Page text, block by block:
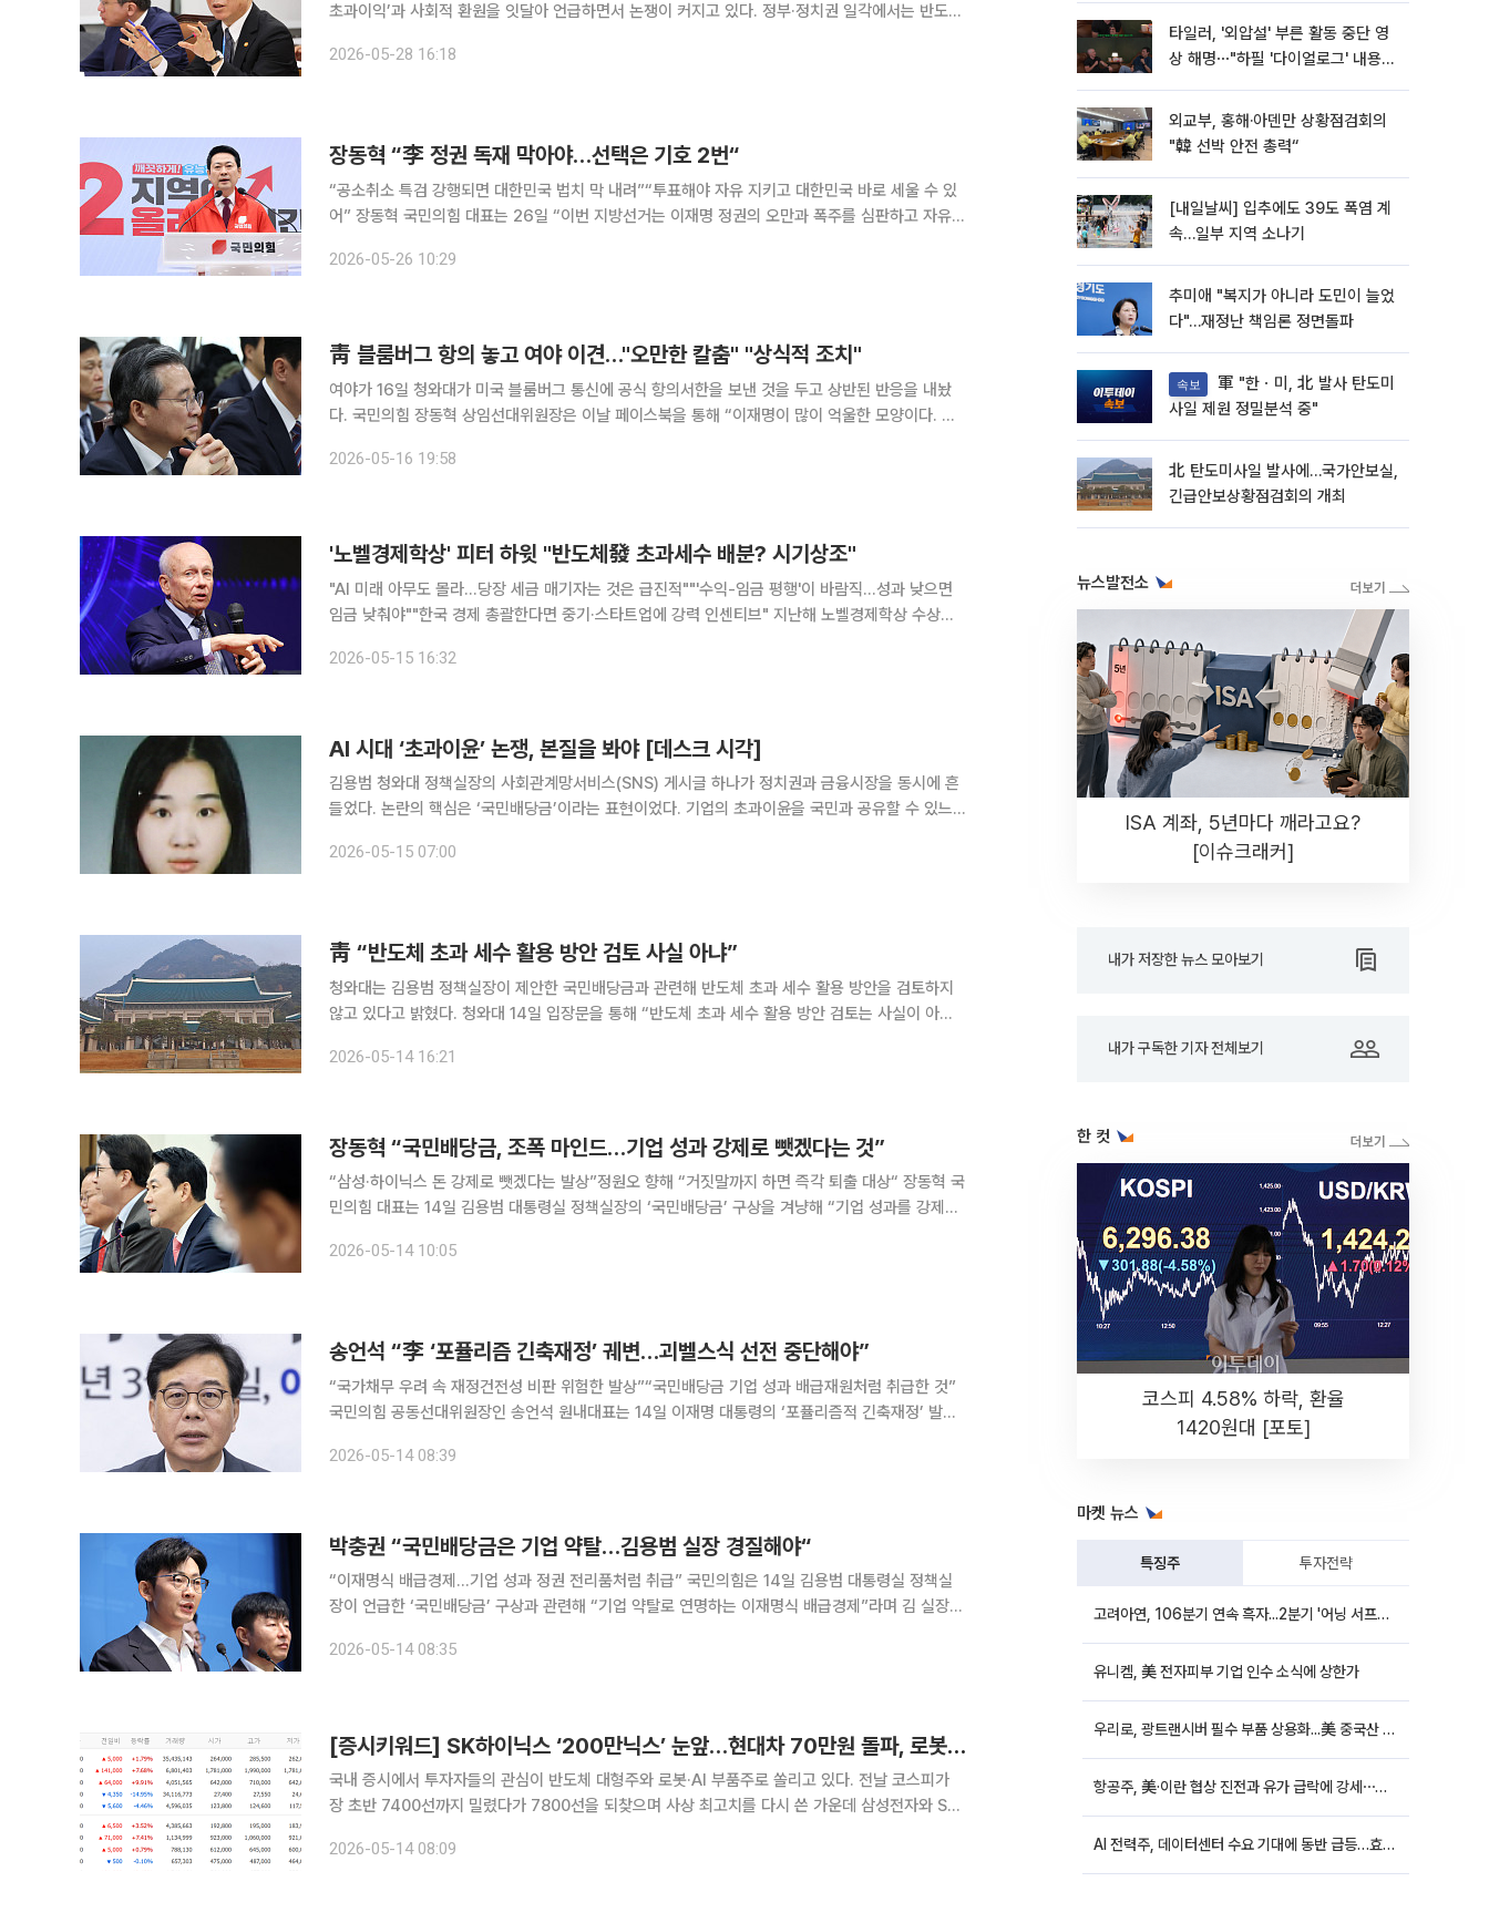
초과이익’과 사회적 환원을 잇달아 언급하면서 논쟁이 커지고 있다. 정부·정치권 일각에서는 반도체
다 미래 산업 투자와 인재 육성, 연구개발(R&D) 생태계 구축 등
2026-05-28 16:18
장동혁 “李 정권 독재 막아야…선택은 기호 2번“
“공소취소 특검 강행되면 대한민국 법치 막 내려”“투표해야 자유 지키고 대한민국 바로 세울 수 있
어” 장동혁 국민의힘 대표는 26일 “이번 지방선거는 이재명 정권의 오만과 폭주를 심판하고 자유민
서 기자회견을 열고 “국민들께서 국민의힘에 힘을 모아주고 있다”
2026-05-26 10:29
靑 블룸버그 항의 놓고 여야 이견…"오만한 칼춤" "상식적 조치"
여야가 16일 청와대가 미국 블룸버그 통신에 공식 항의서한을 보낸 것을 두고 상반된 반응을 내놨
다. 국민의힘 장동혁 상임선대위원장은 이날 페이스북을 통해 “이재명이 많이 억울한 모양이다. 블
2026-05-16 19:58
'노벨경제학상' 피터 하윗 "반도체發 초과세수 배분? 시기상조"
"AI 미래 아무도 몰라…당장 세금 매기자는 것은 급진적""'수익-임금 평행'이 바람직…성과 낮으면
임금 낮춰야""한국 경제 총괄한다면 중기·스타트업에 강력 인센티브" 지난해 노벨경제학상 수상자
당금' 등의 명목으로 환원해야 한다는 일각의 주장에 대해 "시기
2026-05-15 16:32
AI 시대 ‘초과이윤’ 논쟁, 본질을 봐야 [데스크 시각]
김용범 청와대 정책실장의 사회관계망서비스(SNS) 게시글 하나가 정치권과 금융시장을 동시에 흔
들었다. 논란의 핵심은 ‘국민배당금’이라는 표현이었다. 기업의 초과이윤을 국민과 공유할 수 있느
가 5% 넘게 급락하자 시장의 불안감도 증폭됐다. 결국 표현 하나
2026-05-15 07:00
靑 “반도체 초과 세수 활용 방안 검토 사실 아냐”
청와대는 김용범 정책실장이 제안한 국민배당금과 관련해 반도체 초과 세수 활용 방안을 검토하지
않고 있다고 밝혔다. 청와대 14일 입장문을 통해 “반도체 초과 세수 활용 방안 검토는 사실이 아니
론은 김 실장이 최근 하준경 경제성장수석과 류덕현 재정기
2026-05-14 16:21
장동혁 “국민배당금, 조폭 마인드…기업 성과 강제로 뺏겠다는 것”
“삼성·하이닉스 돈 강제로 뺏겠다는 발상”정원오 향해 “거짓말까지 하면 즉각 퇴출 대상“ 장동혁 국
민의힘 대표는 14일 김용범 대통령실 정책실장의 ‘국민배당금’ 구상을 겨냥해 “기업 성과를 강제로
“수십조 원 손실을 불러올 삼성전자 파업이 현실로 다가오고 있는
2026-05-14 10:05
송언석 “李 ‘포퓰리즘 긴축재정’ 궤변…괴벨스식 선전 중단해야”
“국가채무 우려 속 재정건전성 비판 위험한 발상”“국민배당금 기업 성과 배급재원처럼 취급한 것”
국민의힘 공동선대위원장인 송언석 원내대표는 14일 이재명 대통령의 ‘포퓰리즘적 긴축재정’ 발언
2026-05-14 08:39
박충권 “국민배당금은 기업 약탈…김용범 실장 경질해야“
“이재명식 배급경제…기업 성과 정권 전리품처럼 취급” 국민의힘은 14일 김용범 대통령실 정책실
장이 언급한 ‘국민배당금’ 구상과 관련해 “기업 약탈로 연명하는 이재명식 배급경제”라며 김 실장
업의 피땀 어린 결실을 정권의 전리품으로 여기는 국가 주도형 약탈
2026-05-14 08:35
[증시키워드] SK하이닉스 ‘200만닉스’ 눈앞…현대차 70만원 돌파, 로봇·삼성전기 관심
국내 증시에서 투자자들의 관심이 반도체 대형주와 로봇·AI 부품주로 쏠리고 있다. 전날 코스피가
장 초반 7400선까지 밀렸다가 7800선을 되찾으며 사상 최고치를 다시 쓴 가운데 삼성전자와 SK
업계에 따르면 장 시작 전 네이버페이증권 검색 상위 종목은 삼성
2026-05-14 08:09
타일러, '외압설' 부른 활동 중단 영
상 해명⋯"하필 '다이얼로그' 내용이
외교부, 홍해·아덴만 상황점검회의
"韓 선박 안전 총력“
[내일날씨] 입추에도 39도 폭염 계
속…일부 지역 소나기
추미애 "복지가 아니라 도민이 늘었
다"…재정난 책임론 정면돌파
속보
사일 제원 정밀분석 중"
北 탄도미사일 발사에…국가안보실,
긴급안보상황점검회의 개최
뉴스발전소
ISA 계좌, 5년마다 깨라고요?
[이슈크래커]
내가 저장한 뉴스 모아보기
내가 구독한 기자 전체보기
한 컷
코스피 4.58% 하락, 환율
1420원대 [포토]
마켓 뉴스
특징주 투자전략
고려아연, 106분기 연속 흑자...2분기 '어닝 서프라이즈'에 장 초반 12%대 강세
유니켐, 美 전자피부 기업 인수 소식에 상한가
우리로, 광트랜시버 필수 부품 상용화...美 중국산 퇴출 추진에 상승세
항공주, 美·이란 협상 진전과 유가 급락에 강세⋯한진칼 8%↑
AI 전력주, 데이터센터 수요 기대에 동반 급등…효성중공업 10%↑